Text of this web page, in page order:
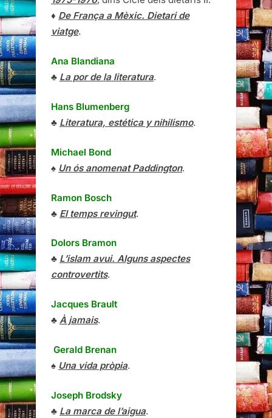
♦ De França a Mèxic. Dietari de
viatge.
Ana Blandiana
♣ La por de la literatura.
Hans Blumenberg
♣ Literatura, estética y nihilismo.
Michael Bond
♠ Un ós anomenat Paddington.
Ramon Bosch
♣ El temps revingut.
Dolors Bramon
♣ L’islam avui. Alguns aspectes
controvertits.
Jacques Brault
♣ À jamais.
Gerald Brenan
♠ Una vida pròpia.
Joseph Brodsky
♣ La marca de l’aigua.